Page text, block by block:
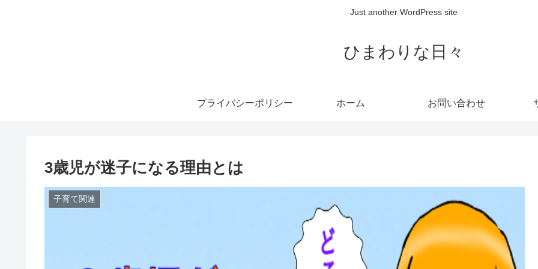
Just another WordPress site
ひまわりな日々
プライバシーポリシー ホーム お問い合わせ
3歳児が迷子になる理由とは
子育て関連